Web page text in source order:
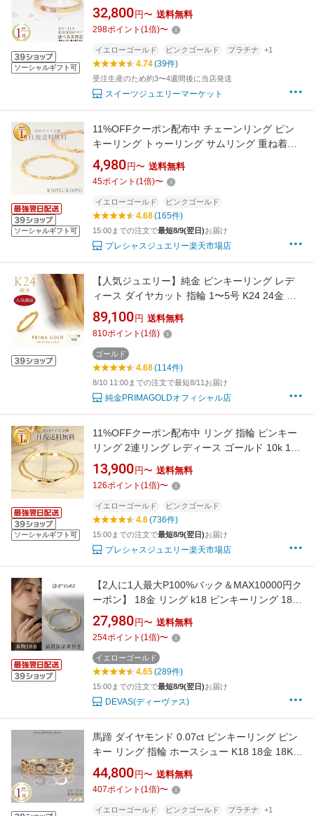
ソーシャルギフト可
指輪 K18 18金 18K K10 10金 10K プラチナ | ル
ビー ピンクゴールド お守り 天然石 女性 レディ
ース 誕生日 プレゼント 0号 1号 ファミリーリ
ング 刻印 金属アレルギー
32,800 円〜 送料無料
298ポイント (1倍)〜
イエローゴールド ピンクゴールド プラチナ +1
4.74(39件)
受注生産のため約3〜4週間後に当店発送
スイーツジュエリーマーケット
ソーシャルギフト可
11%OFFクーポン配布中 チェーンリング ピン
キーリング トゥーリング サムリング 重ね着け
金属アレルギー ニッケルフリー ファランジ ス
クリューチェーン 極細リング 1号 3号 5号 7号
9号 11号 13号 15号 17号 華奢 イエローゴール
ド シンプル 地金
4,980 円〜 送料無料
45ポイント (1倍)〜
イエローゴールド ピンクゴールド
4.68(165件)
15:00までの注文で最短8/9(翌日)お届け
プレシャスジュエリー楽天市場店
【人気ジュエリー】純金 ピンキーリング レデ
ィース ダイヤカット 指輪 1〜5号 K24 24金 ゴ
ールド ジュエリー アクセサリー PRIMAGOLD
プリマゴールド 送料無料（即日お届け）
89,100 円 送料無料
810ポイント (1倍)
ゴールド
4.68(114件)
8/10 11:00までの注文で最短8/11お届け
純金PRIMAGOLDオフィシャル店
ソーシャルギフト可
11%OFFクーポン配布中 リング 指輪 ピンキー
リング 2連リング レディース ゴールド 10k 10
金 イエローゴールド ピンクゴールド マイナス1
号 0号 1号 2号 3号 4号 5号 6号 7号 8号 9号 大
きいサイズ 華奢 シンプル k10 金属アレルギー
13,900 円〜 送料無料
126ポイント (1倍)〜
イエローゴールド ピンクゴールド
4.6(736件)
15:00までの注文で最短8/9(翌日)お届け
プレシャスジュエリー楽天市場店
【2人に1人最大P100%バック＆MAX10000円ク
ーポン】 18金 リング k18 ピンキーリング 18k
レディース 指輪 シンプル ゴールド 2連 スパイ
ラル ねじれ k18リング ピンキー 18リング 18
金 華奢 18金指輪 極細 地金 0号 1号 2号 3号 4
号 5号 6号 7号 8号 9号 10号 11号
27,980 円〜 送料無料
254ポイント (1倍)〜
イエローゴールド
4.65(289件)
15:00までの注文で最短8/9(翌日)お届け
DEVAS(ディーヴァス)
馬蹄 ダイヤモンド 0.07ct ピンキーリング ピン
キー リング 指輪 ホースシュー K18 18金 18K
K10 10金 10K プラチナ | ダイヤ ピンクゴール
ド イエローゴールド 女性 レディース 誕生日 記
念日 プレゼント ギフト 午年 年女 お守り 13号
17号 金属アレルギー 対応 安心
44,800 円〜 送料無料
407ポイント (1倍)〜
イエローゴールド ピンクゴールド プラチナ +1